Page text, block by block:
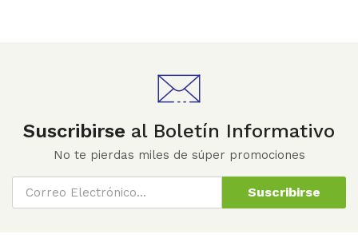
Suscribirse al Boletín Informativo
No te pierdas miles de súper promociones
Suscribirse